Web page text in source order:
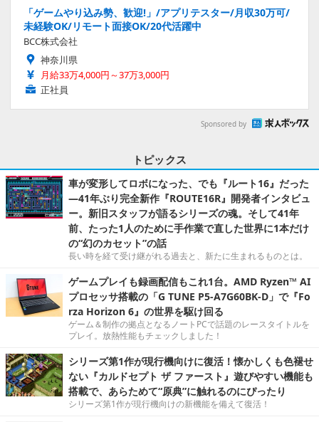
「ゲームやり込み勢、歓迎!」/アプリテスター/月収30万可/
未経験OK/リモート面接OK/20代活躍中
BCC株式会社
神奈川県
月給33万4,000円～37万3,000円
正社員
Sponsored by
トピックス
車が変形してロボになった、でも『ルート16』だった
―41年ぶり完全新作『ROUTE16R』開発者インタビュ
ー。新旧スタッフが語るシリーズの魂。そして41年
前、たった1人のために手作業で直した世界に1本だけ
の“幻のカセット”の話
長い時を経て受け継がれる過去と、新たに生まれるものとは。
ゲームプレイも録画配信もこれ1台。AMD Ryzen™ AI
プロセッサ搭載の「G TUNE P5-A7G60BK-D」で『Fo
rza Horizon 6』の世界を駆け回る
ゲーム＆制作の拠点となるノートPCで話題のレースタイトルを
プレイ。放熱性能もチェックしました！
シリーズ第1作が現行機向けに復活！懐かしくも色褪せ
ない『カルドセプト ザ ファースト』遊びやすい機能も
搭載で、あらためて“原典”に触れるのにぴったり
シリーズ第1作が現行機向けの新機能を備えて復活！